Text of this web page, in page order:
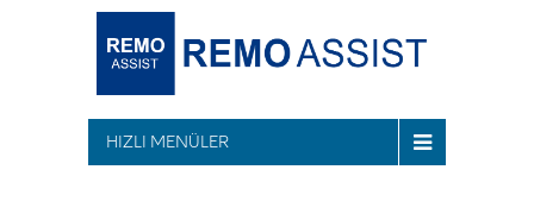
HIZLI MENÜLER